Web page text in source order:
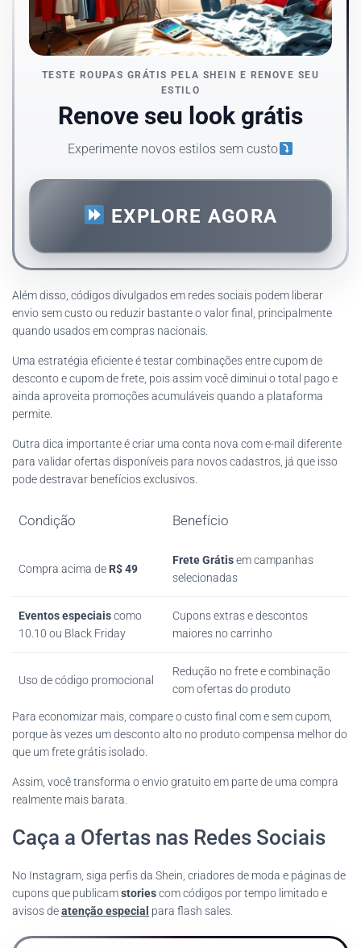
TESTE ROUPAS GRÁTIS PELA SHEIN E RENOVE SEU
ESTILO
Renove seu look grátis
Experimente novos estilos sem custo
EXPLORE AGORA
Além disso, códigos divulgados em redes sociais podem liberar
envio sem custo ou reduzir bastante o valor final, principalmente
quando usados em compras nacionais.
Uma estratégia eficiente é testar combinações entre cupom de
desconto e cupom de frete, pois assim você diminui o total pago e
ainda aproveita promoções acumuláveis quando a plataforma
permite.
Outra dica importante é criar uma conta nova com e-mail diferente
para validar ofertas disponíveis para novos cadastros, já que isso
pode destravar benefícios exclusivos.
Condição Benefício
Compra acima de R$ 49
Frete Grátisem campanhas
selecionadas
Eventos especiaiscomo
10.10 ou Black Friday
Cupons extras e descontos
maiores no carrinho
Uso de código promocional
Redução no frete e combinação
com ofertas do produto
Para economizar mais, compare o custo final com e sem cupom,
porque às vezes um desconto alto no produto compensa melhor do
que um frete grátis isolado.
Assim, você transforma o envio gratuito em parte de uma compra
realmente mais barata.
Caça a Ofertas nas Redes Sociais
No Instagram, siga perfis da Shein, criadores de moda e páginas de
cupons que publicamstoriescom códigos por tempo limitado e
avisos deatenção especial para flash sales.